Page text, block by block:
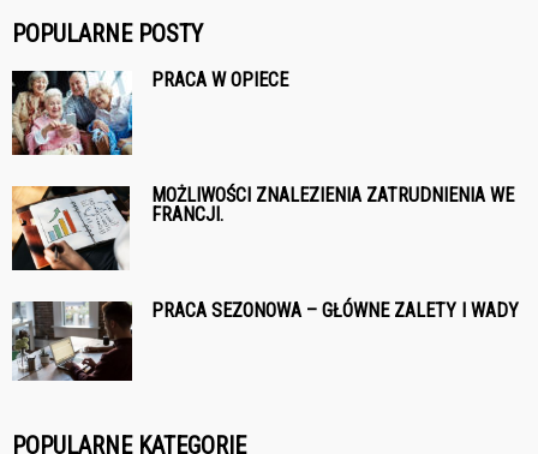
POPULARNE POSTY
PRACA W OPIECE
MOŻLIWOŚCI ZNALEZIENIA ZATRUDNIENIA WE
FRANCJI.
PRACA SEZONOWA – GŁÓWNE ZALETY I WADY
POPULARNE KATEGORIE